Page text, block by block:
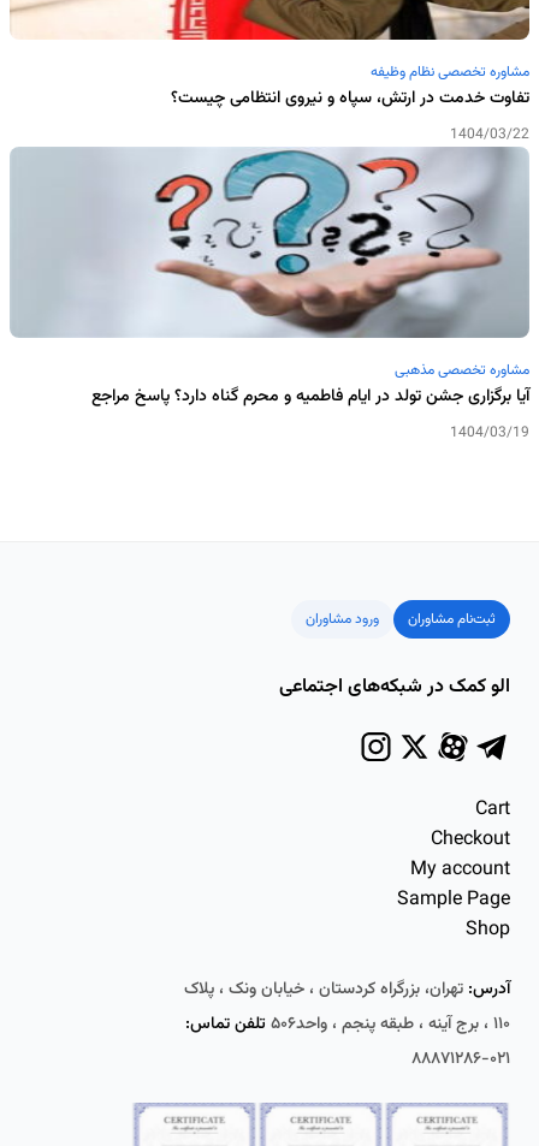
مشاوره تخصصی نظام وظیفه
تفاوت خدمت در ارتش، سپاه و نیروی انتظامی چیست؟
1404/03/22
مشاوره تخصصی مذهبی
آیا برگزاری جشن تولد در ایام فاطمیه و محرم گناه دارد؟ پاسخ مراجع
1404/03/19
ثبت‌نام مشاوران ورود مشاوران
الو کمک در شبکه‌های اجتماعی
Cart
Checkout
My account
Sample Page
Shop
آدرس: تهران، بزرگراه کردستان ، خیابان ونک ، پلاک
۱۱۰ ، برج آینه ، طبقه پنجم ، واحد۵۰۶
تلفن تماس:
۰۲۱-۸۸۸۷۱۲۸۶